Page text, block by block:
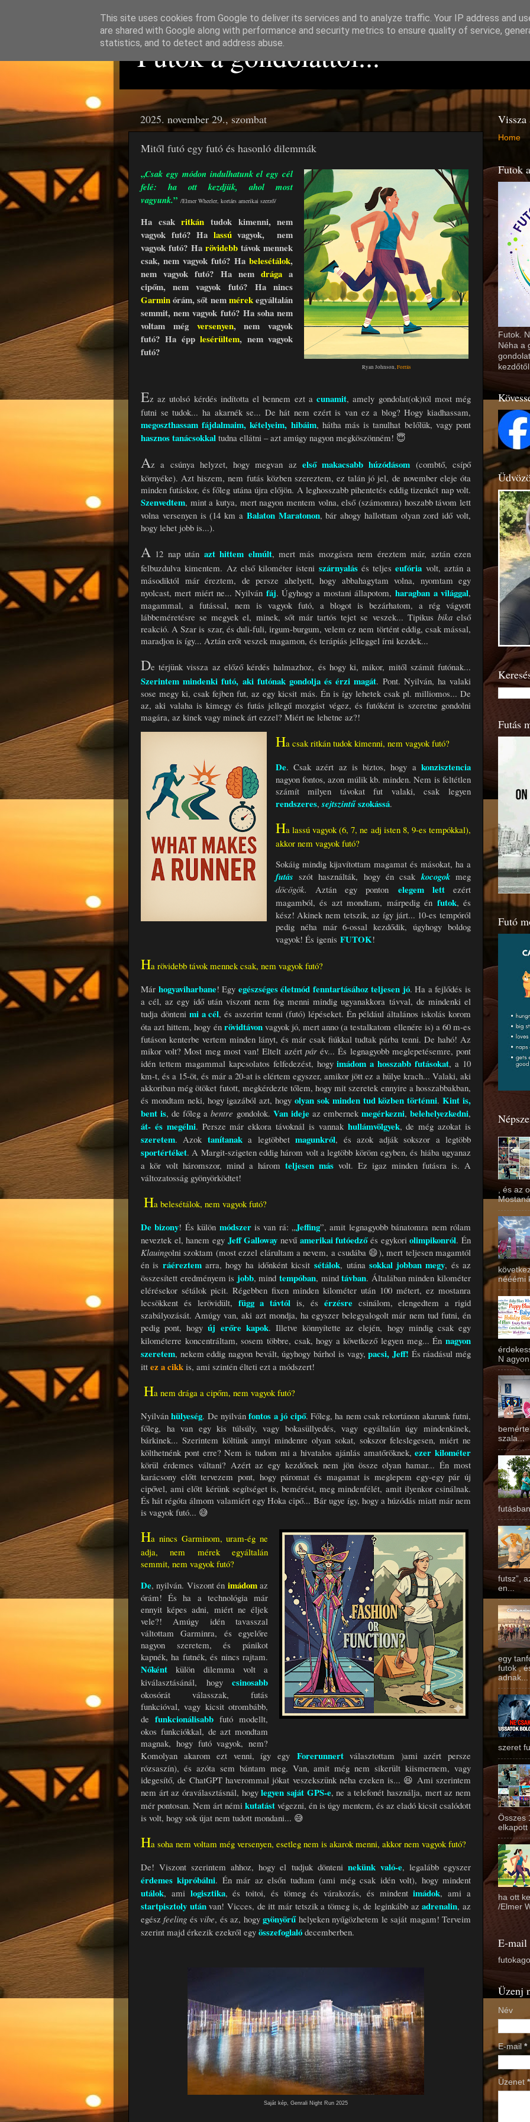
Futok a gondolattól...
2025. november 29., szombat
Mitől futó egy futó és hasonló dilemmák
Ryan Johnson,Forrás
„Csak egy módon indulhatunk el egy cél
felé: ha ott kezdjük, ahol most
vagyunk.” /Elmer Wheeler, kortárs amerikai szerző/
Ha csakritkán tudok kimenni, nem
vagyok futó?Ha lassúvagyok,
nem
vagyok futó?Harövidebb távok mennek
csak, nem vagyok futó?Habelesétálok,
nem vagyok futó?Ha nemdrága a
cipőm, nem vagyok futó? Ha nincs
Garminórám, sőt nemmérekegyáltalán
semmit, nem vagyok futó? Ha soha nem
voltam még versenyen, nem vagyok
futó?Ha épplesérültem, nem vagyok
futó?
Ez az utolsó kérdés indította el bennem ezt acunamit, amely gondolat(ok)tól most még
futni se tudok... ha akarnék se... De hát nem ezért is van ez a blog? Hogy kiadhassam,
megoszthassam fájdalmaim, kételyeim, hibáim, hátha más is tanulhat belőlük, vagy pont
hasznos tanácsokkal tudna ellátni – azt amúgy nagyon megköszönném! 😇
Az a csúnya helyzet, hogy megvan az első makacsabb húzódásom (combtő, csípő
környéke). Azt hiszem, nem futás közben szereztem, ez talán jó jel, de november eleje óta
minden futáskor, és főleg utána újra előjön. A leghosszabb pihentetés eddig tizenkét nap volt.
Szenvedtem, mint a kutya, mert nagyon mentem volna, első (számomra) hoszabb távom lett
volna versenyen is (14 km a Balaton Maratonon, bár ahogy hallottam olyan zord idő volt,
hogy lehet jobb is...).
A 12 nap után azt hittem elmúlt, mert más mozgásra nem éreztem már, aztán ezen
felbuzdulva kimentem. Az első kilométer isteni szárnyalás és teljeseufória volt, aztán a
másodiktól már éreztem, de persze ahelyett, hogy abbahagytam volna, nyomtam egy
nyolcast, mert miért ne... Nyilván fáj. Úgyhogy a mostani állapotom,haragban a világgal,
magammal, a futással, nem is vagyok futó, a blogot is bezárhatom, a rég vágyott
lábbeméretésre se megyek el, minek, sőt már tartós tejet se veszek... Tipikus bikaelső
reakció. A Szar is szar, és duli-fuli, irgum-burgum, velem ez nem történt eddig, csak mással,
maradjon is így... Aztán erőt veszek magamon, és terápiás jelleggel írni kezdek...
De térjünk vissza az előző kérdés halmazhoz, és hogy ki, mikor, mitől számít futónak...
Szerintem mindenki futó, aki futónak gondolja és érzi magát. Pont. Nyilván, ha valaki
sose megy ki, csak fejben fut, az egy kicsit más. Én is így lehetek csak pl. milliomos... De
az, aki valaha is kimegy és futás jellegű mozgást végez, és futóként is szeretne gondolni
magára, az kinek vagy minek árt ezzel? Miért ne lehetne az?!
Ha csak ritkán tudok kimenni, nem vagyok futó?
De. Csak azért az is biztos, hogy a konzisztencia
nagyon fontos, azon múlik kb. minden. Nem is feltétlen
számít milyen távokat fut valaki, csak legyen
rendszeres, sejtszintűszokássá.
Ha lassú vagyok (6, 7, ne adj isten 8, 9-es tempókkal),
akkor nem vagyok futó?
Sokáig mindig kijavítottam magamat és másokat, ha a
futás szót használták, hogy én csakkocogok meg
döcögök.Aztán egy ponton elegem lettezért
magamból, és azt mondtam, márpedig én futok, és
kész! Akinek nem tetszik, az így járt... 10-es tempóról
pedig néha már 6-ossal kezdődik, úgyhogy boldog
vagyok! És igenis FUTOK!
Ha rövidebb távok mennek csak, nem vagyok futó?
Már hogyaviharbane! Egy egészséges életmód fenntartásáhozteljesen jó. Ha a fejlődés is
a cél, az egy idő után viszont nem fog menni mindig ugyanakkora távval, de mindenki el
tudja dönteni mi a cél, és aszerint tenni (futó) lépéseket. Én például általános iskolás korom
óta azt hittem, hogy én rövidtávon vagyok jó, mert anno (a testalkatom ellenére is) a 60 m-es
futáson kenterbe vertem minden lányt, és már csak fiúkkal tudtak párba tenni. De hahó! Az
mikor volt? Most meg most van! Eltelt azért párév... És legnagyobb meglepetésemre, pont
idén tettem magammal kapcsolatos felfedezést, hogyimádom a hosszabb futásokat, a 10
km-t, és a 15-öt, és már a 20-at is elértem egyszer, amikor jött ez a hülye krach... Valaki, aki
akkoriban még ötöket futott, megkérdezte tőlem, hogy mit szeretek ennyire a hosszabbakban,
és mondtam neki, hogy igazából azt, hogy olyan sok minden tud közben történni.Kint is,
bent is, de főleg abentre gondolok. Van idejeaz embernek megérkezni,belehelyezkedni,
át- és megélni. Persze már ekkora távoknál is vannak hullámvölgyek, de még azokat is
szeretem. Azok tanítanaka legtöbbetmagunkról, és azok adják sokszor a legtöbb
sportértéket. A Margit-szigeten eddig három volt a legtöbb köröm egyben, és hiába ugyanaz
a kör volt háromszor, mind a három teljesen más volt. Ez igaz minden futásra is. A
változatosság gyönyörködtet!
Ha belesétálok, nem vagyok futó?
De bizony! És külön módszer is van rá: „Jeffing”, amit legnagyobb bánatomra nem rólam
neveztek el, hanem egy Jeff Galloway nevű amerikai futóedzőés egykoriolimpikonról. Én
Klauingolni szoktam (most ezzel elárultam a nevem, a csudába 😄), mert teljesen magamtól
én is ráéreztem arra, hogy ha időnként kicsitsétálok, utána sokkal jobban megy, és az
összesített eredményem is jobb, mindtempóban, mindtávban. Általában minden kilométer
elérésekor sétálok picit. Régebben fixen minden kilométer után 100 métert, ez mostanra
lecsökkent és lerövidült, függ a távtól is, és érzésre csinálom, elengedtem a rigid
szabályozását. Amúgy van, aki azt mondja, ha egyszer belegyalogolt már nem tud futni, én
pedig pont, hogyúj erőre kapok. Illetve könnyítette az elején, hogy mindig csak egy
kilométerre koncentráltam, sosem többre, csak, hogy a következő legyen meg... Én nagyon
szeretem, nekem eddig nagyon bevált, úgyhogy bárhol is vagy,pacsi, Jeff! És ráadásul még
itt ez a cikk is, ami szintén élteti ezt a módszert!
Ha nem drága a cipőm, nem vagyok futó?
Nyilvánhülyeség. De nyilvánfontos a jó cipő. Főleg, ha nem csak rekortánon akarunk futni,
főleg, ha van egy kis túlsúly, vagy bokasüllyedés, vagy egyáltalán úgy mindenkinek,
bárkinek... Szerintem költünk annyi mindenre olyan sokat, sokszor feleslegesen, miért ne
költhetnénk pont erre? Nem is tudom mi a hivatalos ajánlás amatőröknek,ezer kilométer
körül érdemes váltani? Azért az egy kezdőnek nem jön össze olyan hamar... Én most
karácsony előtt tervezem pont, hogy páromat és magamat is meglepem egy-egy pár új
cipővel, ami előtt kérünk segítséget is, bemérést, meg mindenfélét, amit ilyenkor csinálnak.
És hát régóta álmom valamiért egy Hoka cipő... Bár ugye így, hogy a húzódás miatt már nem
is vagyok futó... 😅
Ha nincs Garminom, uram-ég ne
adja, nem mérek egyáltalán
semmit, nem vagyok futó?
De, nyilván. Viszont én imádomaz
órám! És ha a technológia már
ennyit képes adni, miért ne éljek
vele?! Amúgy idén tavasszal
váltottam Garminra, és egyelőre
nagyon szeretem, és pánikot
kapnék, ha futnék, és nincs rajtam.
Nőkéntkülön dilemma volt a
kiválasztásánál, hogycsinosabb
okosórát válasszak, futás
funkcióval, vagy kicsit otrombább,
defunkcionálisabbfutó modellt,
okos funkciókkal, de azt mondtam
magnak, hogy futó vagyok, nem?
Komolyan akarom ezt venni, így egy Forerunnertválasztottam )ami azért persze
rózsaszín), és azóta sem bántam meg. Van, amit még nem sikerült kiismernem, vagy
idegesítő, de ChatGPT haverommal jókat veszekszünk néha ezeken is... 😆 Ami szerintem
nem árt az óraválasztásnál, hogylegyen saját GPS-e, ne a telefonét használja, mert az nem
mér pontosan. Nem árt némi kutatást végezni, én is úgy mentem, és az eladó kicsit csalódott
is volt, hogy sok újat nem tudott mondani... 😅
Ha soha nem voltam még versenyen, esetleg nem is akarok menni, akkor nem vagyok futó?
De! Viszont szerintem ahhoz, hogy el tudjuk dönteni nekünk való-e, legalább egyszer
érdemes kipróbálni. Én már az elsőn tudtam (ami még csak idén volt), hogy mindent
utálok, ami logisztika, és toitoi, és tömeg és várakozás, és mindentimádok, ami a
startpisztoly utánvan! Vicces, de itt már tetszik a tömeg is, de leginkább azadrenalin, az
egészfeeling ésvibe, és az, hogygyönyörűhelyeken nyűgözhetem le saját magam! Terveim
szerint majd érkezik ezekről egy összefoglaló decemberben.
Saját kép, Genrali Night Run 2025
Home
Futok
Futok.
Néha a
Futás
Futó
, és az
nééémi
N
szala...
futsz”,
en...
egy
futok ,
adnak...
szeret
Összes
elkapott
ha ott
/Elmer
E-mail
Üzenj
Név
E-mail *
Üzenet *
This site uses cookies from Google to deliver its services and to analyze traffic. Your IP address and
are shared with Google along with performance and security metrics to ensure quality of service,
statistics, and to detect and address abuse.